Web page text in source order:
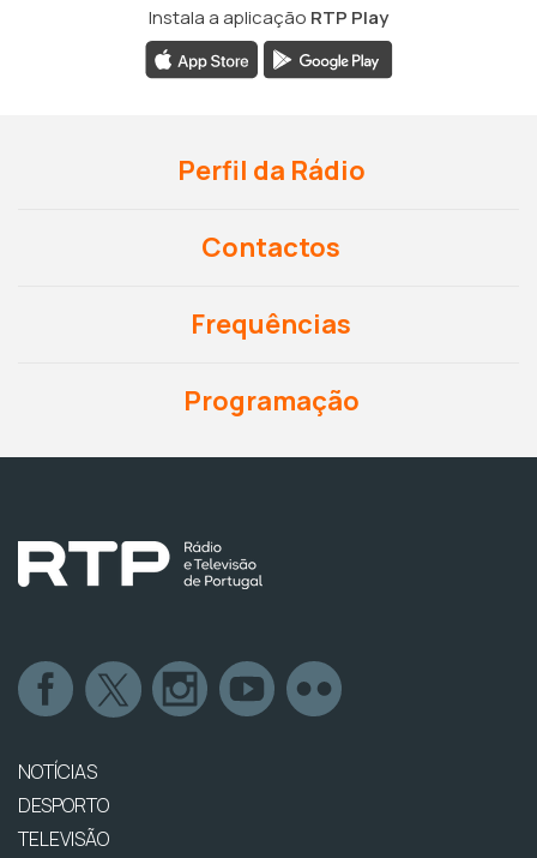
Instala a aplicação RTP Play
Perfil da Rádio
Contactos
Frequências
Programação
NOTÍCIAS
DESPORTO
TELEVISÃO